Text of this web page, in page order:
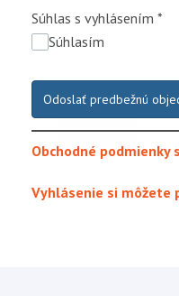
Súhlas s vyhlásením *
Súhlasím
Odoslať predbežnú
Obchodné
Vyhlásenie si môžete